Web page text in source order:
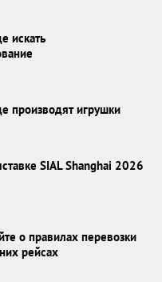
искать
производят игрушки
SIAL Shanghai 2026
о правилах перевозки
рейсах